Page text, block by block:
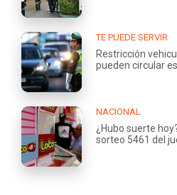
TE PUEDE SERVIR
Restricción
pueden circular
NACIONAL
¿Hubo suerte
sorteo 5461 del